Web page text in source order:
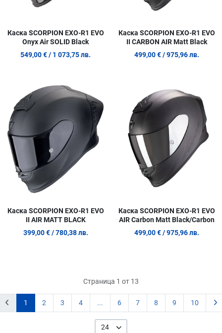
Каска SCORPION EXO-R1 EVO
Onyx Air SOLID Black
549,00 €/ 1 073,75 лв.
Каска SCORPION EXO-R1 EVO
II CARBON AIR Matt Black
499,00 € / 975,96 лв.
Сравни продукт
Quick View
Каска SCORPION EXO-R1 EVO
II AIR MATT BLACK
399,00 € / 780,38 лв.
Каска SCORPION EXO-R1 EVO
AIR Carbon Matt Black/Carbon
499,00 € / 975,96 лв.
Страница 1 от 13
1 2 3 4 ... 6 7 8 9 10
24